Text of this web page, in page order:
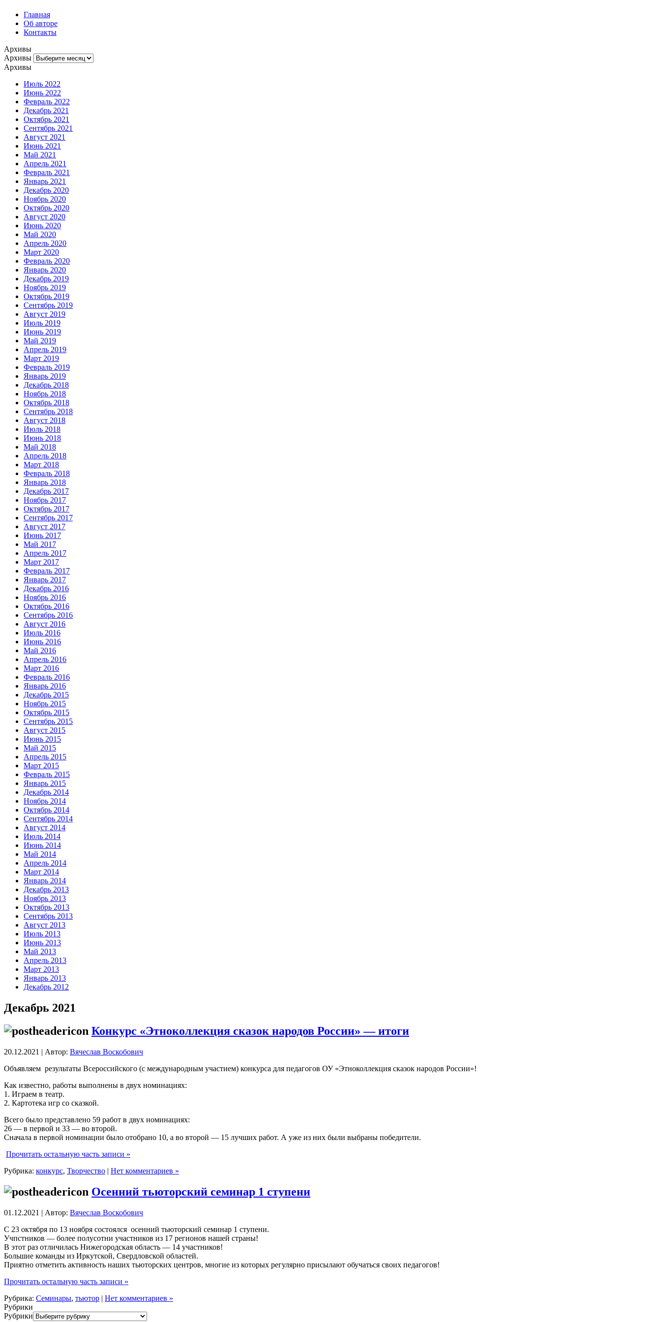
Главная
Об авторе
Контакты
Архивы
Архивы
Архивы
Июль 2022
Июнь 2022
Февраль 2022
Декабрь 2021
Октябрь 2021
Сентябрь 2021
Август 2021
Июнь 2021
Май 2021
Апрель 2021
Февраль 2021
Январь 2021
Декабрь 2020
Ноябрь 2020
Октябрь 2020
Август 2020
Июнь 2020
Май 2020
Апрель 2020
Март 2020
Февраль 2020
Январь 2020
Декабрь 2019
Ноябрь 2019
Октябрь 2019
Сентябрь 2019
Август 2019
Июль 2019
Июнь 2019
Май 2019
Апрель 2019
Март 2019
Февраль 2019
Январь 2019
Декабрь 2018
Ноябрь 2018
Октябрь 2018
Сентябрь 2018
Август 2018
Июль 2018
Июнь 2018
Май 2018
Апрель 2018
Март 2018
Февраль 2018
Январь 2018
Декабрь 2017
Ноябрь 2017
Октябрь 2017
Сентябрь 2017
Август 2017
Июнь 2017
Май 2017
Апрель 2017
Март 2017
Февраль 2017
Январь 2017
Декабрь 2016
Ноябрь 2016
Октябрь 2016
Сентябрь 2016
Август 2016
Июль 2016
Июнь 2016
Май 2016
Апрель 2016
Март 2016
Февраль 2016
Январь 2016
Декабрь 2015
Ноябрь 2015
Октябрь 2015
Сентябрь 2015
Август 2015
Июнь 2015
Май 2015
Апрель 2015
Март 2015
Февраль 2015
Январь 2015
Декабрь 2014
Ноябрь 2014
Октябрь 2014
Сентябрь 2014
Август 2014
Июль 2014
Июнь 2014
Май 2014
Апрель 2014
Март 2014
Январь 2014
Декабрь 2013
Ноябрь 2013
Октябрь 2013
Сентябрь 2013
Август 2013
Июль 2013
Июнь 2013
Май 2013
Апрель 2013
Март 2013
Январь 2013
Декабрь 2012
Декабрь 2021
Конкурс «Этноколлекция сказок народов России» — итоги
20.12.2021 | Автор: Вячеслав Воскобович
Объявляем результаты Всероссийского (с международным участием) конкурса для педагогов ОУ «Этноколлекция сказок народов России»!
Как известно, работы выполнены в двух номинациях:
1. Играем в театр.
2. Картотека игр со сказкой.
Всего было представлено 59 работ в двух номинациях:
26 — в первой и 33 — во второй.
Сначала в первой номинации было отобрано 10, а во второй — 15 лучших работ. А уже из них были выбраны победители.
Прочитать остальную часть записи »
Рубрика: конкурс, Творчество | Нет комментариев »
Осенний тьюторский семинар 1 ступени
01.12.2021 | Автор: Вячеслав Воскобович
С 23 октября по 13 ноября состоялся осенний тьюторский семинар 1 ступени.
Учпстников — более полусотни участников из 17 регионов нашей страны!
В этот раз отличилась Нижегородская область — 14 участников!
Большие команды из Иркутской, Свердловской областей.
Приятно отметить активность наших тьюторских центров, многие из которых регулярно присылают обучаться своих педагогов!
Прочитать остальную часть записи »
Рубрика: Семинары, тьютор | Нет комментариев »
Рубрики
Рубрики